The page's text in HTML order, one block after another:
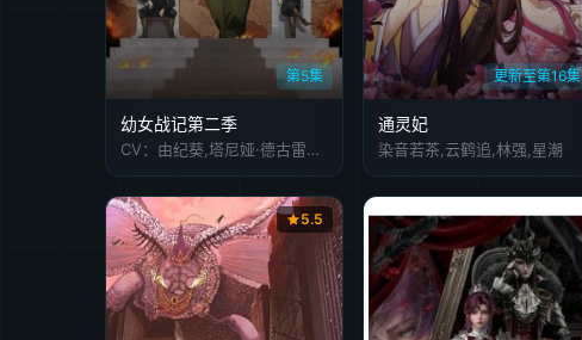
第5集
幼女战记第二季
CV：由纪葵,塔尼娅·德古雷查夫,CV：速水沙织,维莎,CV：三木真一郎,雷鲁根,CV：源田哲章,鲁德尔多夫,CV：大冢保中,Zettour,CV：滨野大树,Weiss
更新至第16集
通灵妃
染音若茶,云鹤追,林强,星潮
5.5